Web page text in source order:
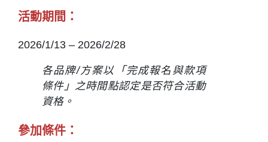
活動期間：
2026/1/13 – 2026/2/28
各品牌/方案以「完成報名與款項
條件」之時間點認定是否符合活動
資格。
參加條件：